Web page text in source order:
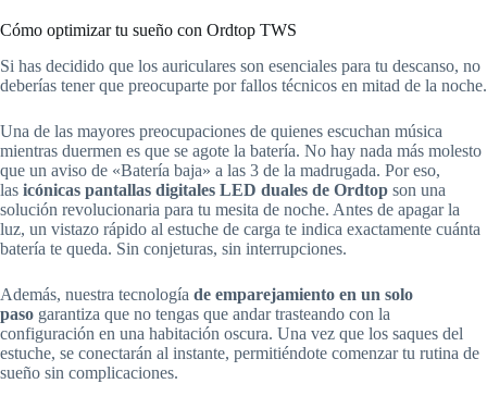
Cómo optimizar tu sueño con Ordtop TWS
Si has decidido que los auriculares son esenciales para tu descanso, no
deberías tener que preocuparte por fallos técnicos en mitad de la noche.
Una de las mayores preocupaciones de quienes escuchan música
mientras duermen es que se agote la batería. No hay nada más molesto
que un aviso de «Batería baja» a las 3 de la madrugada. Por eso,
las icónicas pantallas digitales LED duales de Ordtop son una
solución revolucionaria para tu mesita de noche. Antes de apagar la
luz, un vistazo rápido al estuche de carga te indica exactamente cuánta
batería te queda. Sin conjeturas, sin interrupciones.
Además, nuestra tecnología de emparejamiento en un solo
paso garantiza que no tengas que andar trasteando con la
configuración en una habitación oscura. Una vez que los saques del
estuche, se conectarán al instante, permitiéndote comenzar tu rutina de
sueño sin complicaciones.